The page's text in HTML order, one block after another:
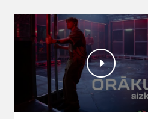
paaugstināts skaņas līmenis